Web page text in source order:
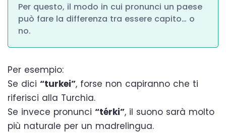
Per questo, il modo in cui pronunci un paese
può fare la differenza tra essere capito… o
no.
Per esempio:
Se dici “turkei”, forse non capiranno che ti
riferisci alla Turchia.
Se invece pronunci “térki”, il suono sarà molto
più naturale per un madrelingua.